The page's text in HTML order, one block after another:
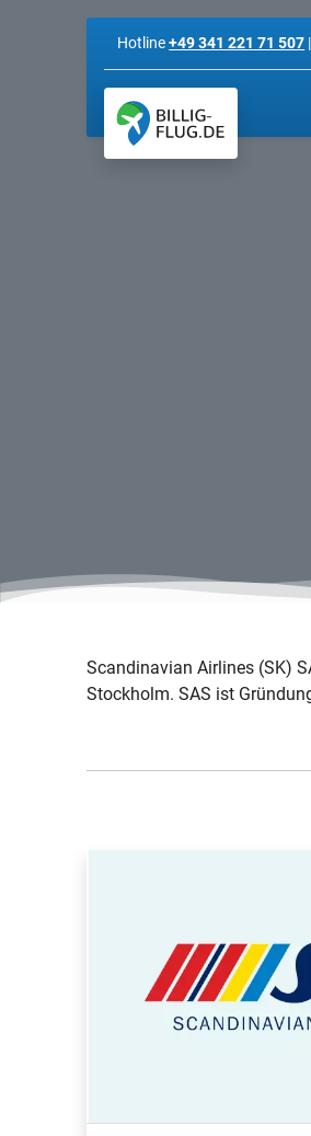
Hotline+49 341 221 71 507
Scandinavian Airlines (SK)
Stockholm. SAS ist